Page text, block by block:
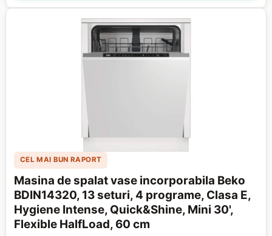
CEL MAI BUN RAPORT
Masina de spalat vase incorporabila Beko
BDIN14320, 13 seturi, 4 programe, Clasa E,
Hygiene Intense, Quick&Shine, Mini 30',
Flexible HalfLoad, 60 cm